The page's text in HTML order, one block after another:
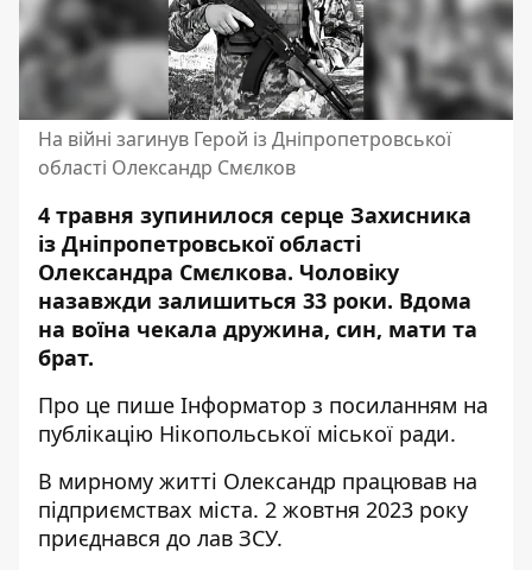
На війні загинув Герой із Дніпропетровської
області Олександр Смєлков
4 травня зупинилося серце Захисника
із Дніпропетровської області
Олександра Смєлкова. Чоловіку
назавжди залишиться 33 роки. Вдома
на воїна чекала дружина, син, мати та
брат.
Про це пише Інформатор з посиланням на
публікацію Нікопольської міської ради.
В мирному житті Олександр працював на
підприємствах міста. 2 жовтня 2023 року
приєднався до лав ЗСУ.